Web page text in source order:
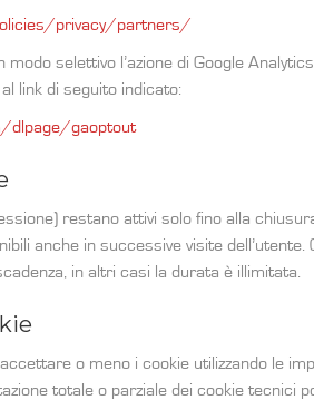
privacy/partners/
modo selettivo l’azione di Google
link di seguito indicato:
dlpage/gaoptout
restano attivi solo fino alla
anche in successive visite
in altri casi la durata è illimitata.
accettare o meno i cookie utilizzando le
totale o parziale dei cookie tecnici